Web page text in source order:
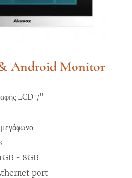
& Android Monitor
LCD 7"
- 8GB
port